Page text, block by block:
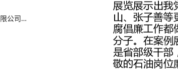
浙江张默闻品牌策划有限公司介绍企业发展分析报告
己就有可能成为反面的典型。